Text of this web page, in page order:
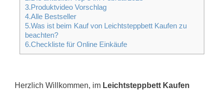
3.Produktvideo Vorschlag
4.Alle Bestseller
5.Was ist beim Kauf von Leichtsteppbett Kaufen zu
beachten?
6.Checkliste für Online Einkäufe
Herzlich Willkommen, im Leichtsteppbett Kaufen